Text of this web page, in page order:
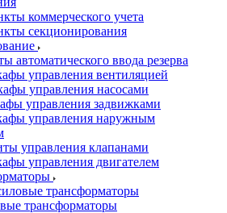
коммерческого учета
секционирования
ввода резерва
управления вентиляцией
управления насосами
управления задвижками
управления наружным
управления клапанами
управления двигателем
трансформаторы
трансформаторы